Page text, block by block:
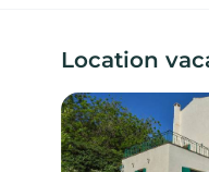
Location